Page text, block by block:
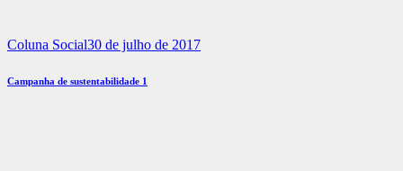
Coluna Social30 de julho de 2017
Campanha de sustentabilidade 1